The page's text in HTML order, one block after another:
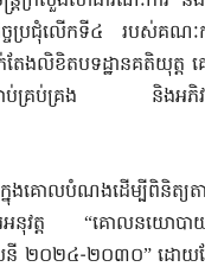
ប្រជុំលើកទី៤ របស់គណៈកម្
ក់តែងលិខិតបទដ្ឋានគតិយុ
រាប់គ្រប់គ្រង និងអភិវ
ក្នុងគោលបំណងដើម្បីពិនិត្យត
នុវត្ត “គោលនយោបាយជ
២០២៤-២០៣០” ដោយផ្